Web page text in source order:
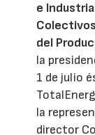
e
del
la
1 de julio
la
director